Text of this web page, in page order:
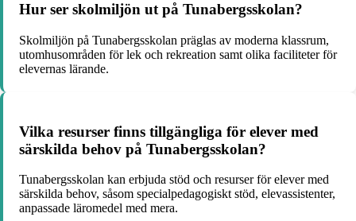
Hur ser skolmiljön ut på Tunabergsskolan?
Skolmiljön på Tunabergsskolan präglas av moderna klassrum,
utomhusområden för lek och rekreation samt olika faciliteter för
elevernas lärande.
Vilka resurser finns tillgängliga för elever med
särskilda behov på Tunabergsskolan?
Tunabergsskolan kan erbjuda stöd och resurser för elever med
särskilda behov, såsom specialpedagogiskt stöd, elevassistenter,
anpassade läromedel med mera.